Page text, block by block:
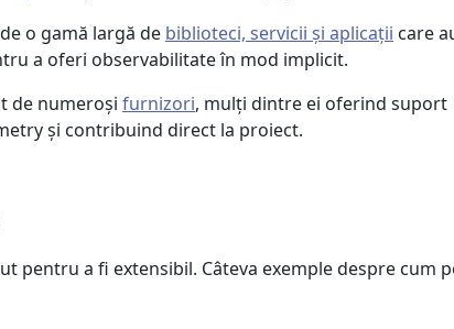
o gamă largă de biblioteci, servicii și aplicații care
a oferi observabilitate în mod implicit.
de numeroși furnizori, mulți dintre ei oferind suport
și contribuind direct la proiect.
pentru a fi extensibil. Câteva exemple despre cum